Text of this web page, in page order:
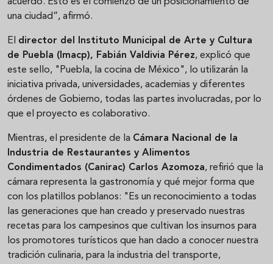
una ciudad”, afirmó.
El director del Instituto Municipal de Arte y Cultura
de Puebla (Imacp), Fabián Valdivia Pérez, explicó que
este sello, "Puebla, la cocina de México", lo utilizarán la
iniciativa privada, universidades, academias y diferentes
órdenes de Gobierno, todas las partes involucradas, por lo
que el proyecto es colaborativo.
Mientras, el presidente de la Cámara Nacional de la
Industria de Restaurantes y Alimentos
Condimentados (Canirac) Carlos Azomoza, refirió que la
cámara representa la gastronomía y qué mejor forma que
con los platillos poblanos: "Es un reconocimiento a todas
las generaciones que han creado y preservado nuestras
recetas para los campesinos que cultivan los insumos para
los promotores turísticos que han dado a conocer nuestra
tradición culinaria, para la industria del transporte,